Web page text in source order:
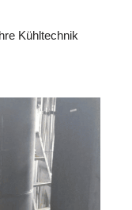
Kühltechnik